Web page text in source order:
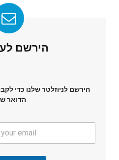
הירשם
הירשם לניוזלטר שלנו כדי
הדואר